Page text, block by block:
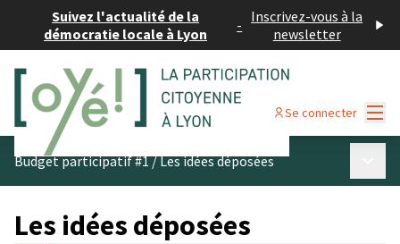
Suivez l'actualité de la
démocratie locale à Lyon
- Inscrivez-vous à la
newsletter
Se connecter
Budget participatif #1/Les idées déposées
Les idées déposées